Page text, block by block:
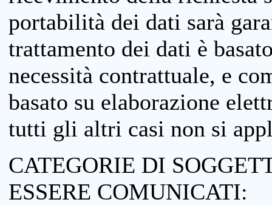
portabilità dei dati sarà
trattamento dei dati è
necessità contrattuale, e
basato su elaborazione
tutti gli altri casi non si
CATEGORIE DI
ESSERE COMUNICATI: